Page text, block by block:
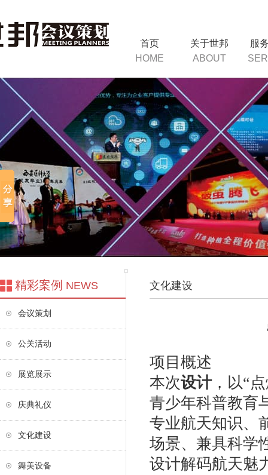
首页
HOME
关于世邦
ABOUT
服
精彩案例 NEWS
会议策划
公关活动
展览展示
庆典礼仪
文化建设
舞美设备
文化建设
项目概述
本次设计，以“
青少年科普教育
专业航天知识、
场景、兼具科学
设计解码航天魅